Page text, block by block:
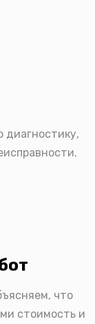
диагностику,
что
стоимость и